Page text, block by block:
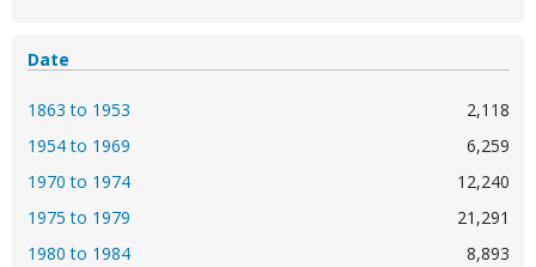
Date
1863 to 1953
2,118
1954 to 1969
6,259
1970 to 1974
12,240
1975 to 1979
21,291
1980 to 1984
8,893